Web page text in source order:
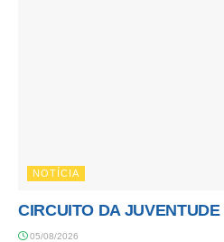
NOTÍCIA
CIRCUITO DA JUVENTUDE
05/08/2026